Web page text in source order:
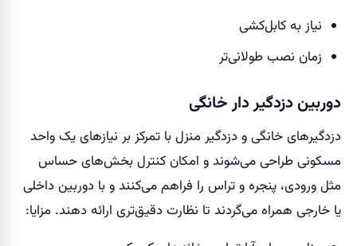
نیاز به کابل‌کشی
زمان نصب طولانی‌تر
دوربین دزدگیر دار خانگی
دزدگیرهای خانگی و دزدگیر منزل با تمرکز بر نیازهای یک واحد
مسکونی طراحی می‌شوند و امکان کنترل بخش‌های حساس
مثل ورودی، پنجره و تراس را فراهم می‌کنند و با دوربین داخلی
یا خارجی همراه می‌گردند تا نظارت دقیق‌تری ارائه دهند. مزایا: